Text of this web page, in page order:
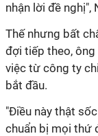
nhận lời đề nghị",
Thế nhưng bất
đợi tiếp theo,
việc từ công ty
bắt đầu.
"Điều này thật
chuẩn bị mọi thứ